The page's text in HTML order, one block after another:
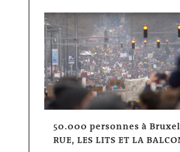
50.000 personnes à
RUE, LES LITS ET LA